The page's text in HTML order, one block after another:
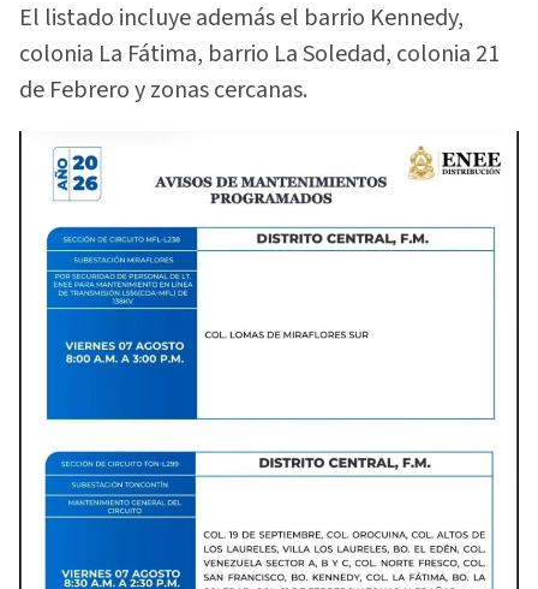
El listado incluye además el barrio Kennedy,
colonia La Fátima, barrio La Soledad, colonia 21
de Febrero y zonas cercanas.